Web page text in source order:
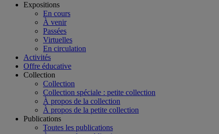
Expositions
En cours
À venir
Passées
Virtuelles
En circulation
Activités
Offre éducative
Collection
Collection
Collection spéciale : petite collection
À propos de la collection
À propos de la petite collection
Publications
Toutes les publications